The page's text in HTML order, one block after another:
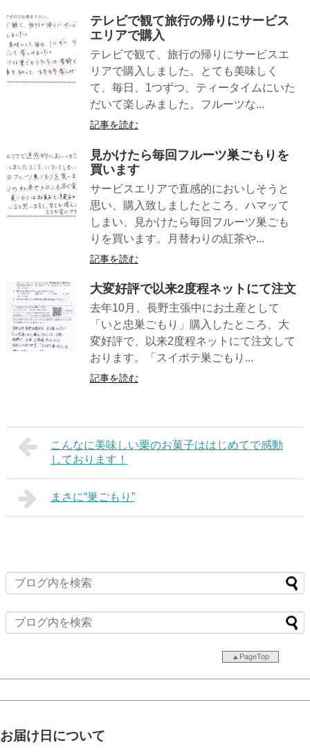
テレビで観て旅行の帰りにサービス
エリアで購入
テレビで観て、旅行の帰りにサービスエ
リアで購入しました。とても美味しく
て、毎日、1つずつ、ティータイムにいた
だいて楽しみました。フルーツな...
記事を読む
見かけたら毎回フルーツ巣ごもりを
買います
サービスエリアで直感的においしそうと
思い、購入致しましたところ、ハマッて
しまい、見かけたら毎回フルーツ巣ごも
りを買います。月替わりの紅茶や...
記事を読む
大変好評で以来2度程ネットにて注文
去年10月、長野主張中にお土産として
「いと忠巣ごもり」購入したところ、大
変好評で、以来2度程ネットにて注文して
おります。「スイポテ巣ごもり...
記事を読む
こんなに美味しい栗のお菓子ははじめてで感動
しております！
まさに“巣ごもり”
▲PageTop
お届け日について